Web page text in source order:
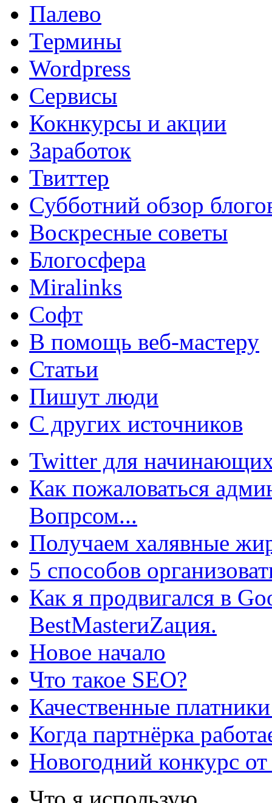
Палево
Термины
Wordpress
Сервисы
Кокнкурсы и акции
Заработок
Твиттер
Субботний обзор
Воскресные советы
Блогосфера
Miralinks
Софт
В помощь веб-мастеру
Статьи
Пишут люди
С других источников
Twitter для
Как пожаловаться
Вопрсом...
Получаем халявные
5 способов
Как я продвигался в
BestMasterиZация.
Новое начало
Что такое SEO?
Качественные
Когда партнёрка
Новогодний конкурс